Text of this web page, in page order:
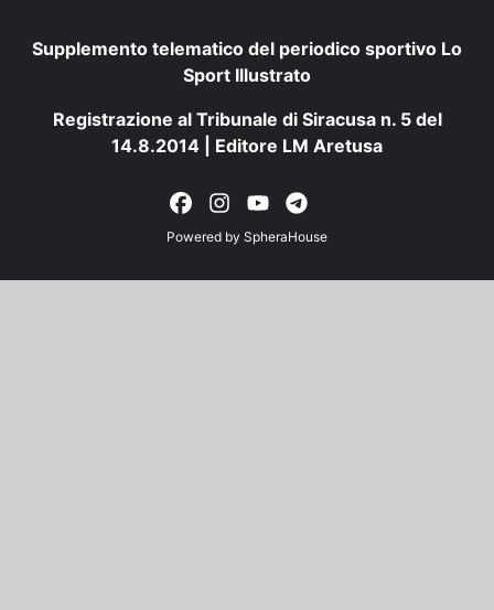
Supplemento telematico del periodico sportivo Lo
Sport Illustrato
Registrazione al Tribunale di Siracusa n. 5 del
14.8.2014 | Editore LM Aretusa
Powered by SpheraHouse